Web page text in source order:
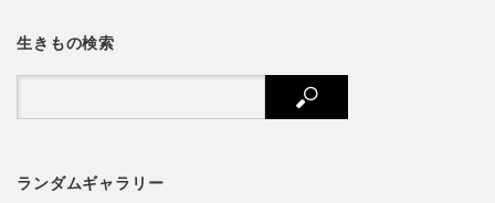
生きもの検索
ランダムギャラリー